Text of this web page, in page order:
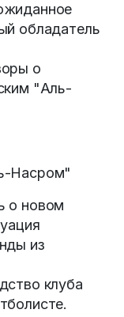
обладатель
о
"Аль-
Насром"
о новом
из
клуба